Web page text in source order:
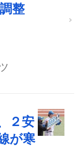
整
２安
が寒